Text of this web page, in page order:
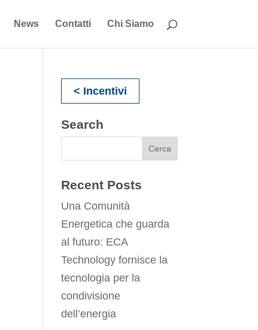
News Contatti Chi Siamo
< Incentivi
Search
Recent Posts
Una Comunità
Energetica che guarda
al futuro: ECA
Technology fornisce la
tecnologia per la
condivisione
dell’energia